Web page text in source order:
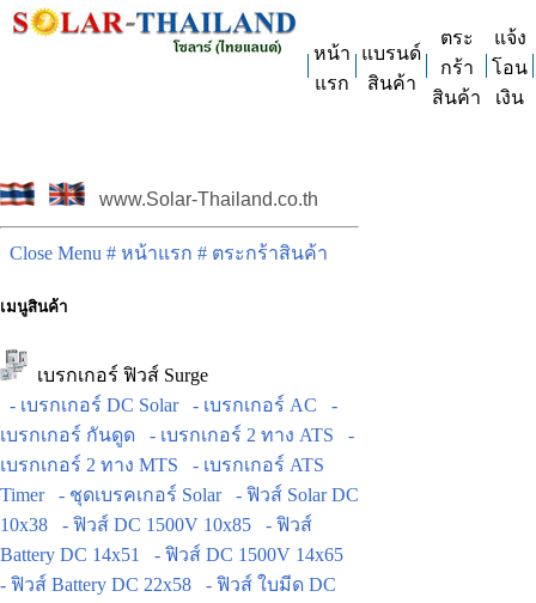
หน้า
แรก
แบรนด์
สินค้า
ตระ
กร้า
สินค้า
แจ้ง
โอน
เงิน
www.Solar-Thailand.co.th
Close Menu # หน้าแรก # ตระกร้าสินค้า
เมนูสินค้า
เบรกเกอร์ ฟิวส์ Surge
- เบรกเกอร์ DC Solar
- เบรกเกอร์ AC
-
เบรกเกอร์ กันดูด
- เบรกเกอร์ 2 ทาง ATS
-
เบรกเกอร์ 2 ทาง MTS
- เบรกเกอร์ ATS
Timer
- ชุดเบรคเกอร์ Solar
- ฟิวส์ Solar DC
10x38
- ฟิวส์ DC 1500V 10x85
- ฟิวส์
Battery DC 14x51
- ฟิวส์ DC 1500V 14x65
- ฟิวส์ Battery DC 22x58
- ฟิวส์ ใบมีด DC